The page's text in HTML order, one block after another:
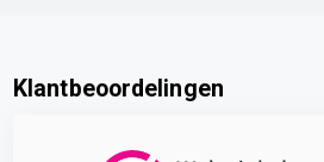
Klantbeoordelingen